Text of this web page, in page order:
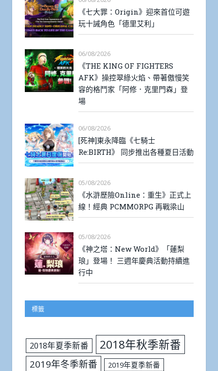
《七大罪：Origin》迎來首位可遊
玩十誡角色「德里艾利」
06/08/2026
《THE KING OF FIGHTERS
AFK》操控翠綠火焰、帶著傲慢笑
容的格鬥家「阿修．克里門森」登
場
06/08/2026
[死神]東永降臨《七騎士
Re:BIRTH》 同步推出各種夏日活動
05/08/2026
《水滸歷險Online：重生》正式上
線！經典 PCMMORPG 再戰梁山
05/08/2026
《神之塔：New World》「蓮梨
琅」登場！ 三週年慶典活動持續進
行中
標籤
2018年夏季新番 2018年秋季新番
2019年冬季新番
2019年夏季新番